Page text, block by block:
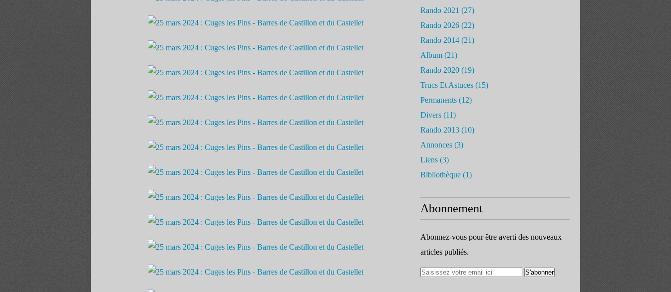
Rando 2021 (27)
Rando 2026 (22)
Rando 2014 (21)
Album (21)
Rando 2020 (19)
Trucs Et Astuces (15)
Permanents (12)
Divers (11)
Rando 2013 (10)
Annonces (3)
Liens (3)
Bibliothèque (1)
Abonnement
Abonnez-vous pour être averti des nouveaux
articles publiés.